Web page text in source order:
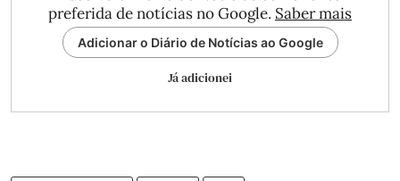
preferida de notícias no Google. Saber mais
Adicionar o Diário de Notícias ao Google
Já adicionei